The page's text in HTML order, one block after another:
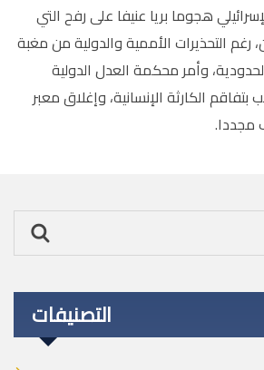
هجوما بريا عنيفا على رفح التي
رغم التحذيرات الأممية والدولية من مغبة
وأمر محكمة العدل الدولية
الكارثة الإنسانية، وإغلاق معبر
مجددا.
التصنيفات